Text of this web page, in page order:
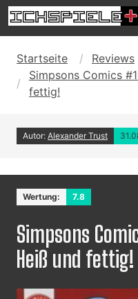
Startseite
Reviews
Simpsons Comics
fettig!
Autor: Alexander Trust
Wertung: 7.8
Simpsons
Heiß und fettig!